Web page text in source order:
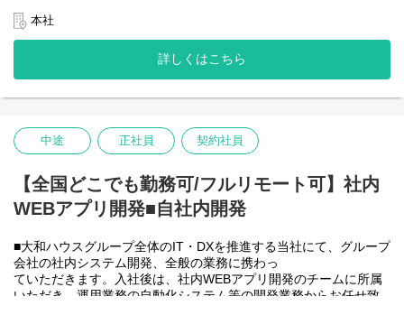
●クライアント要望対応
その他
＜クライアントは大和ハウスグループ全体＞
名の
全てに関わるシステムを担っています。
度が高いため、投資を惜しむことはありません。
社後の勤務地は問いません。また、働く時間に制限もなく、月160
時間の勤務で、午前５時～２２時までの間であれば、自由な時間
に働いていただけます。業務を途中で中断したり、働く時間を調
整できるので、家事、育児、介護などとの両立も可能です。社員
ると思っておりますのでフルフレックスです。
＜クライアントは大和ハウスグループ全体＞
名の
全てに関わるシステムを担っています。
出資は大和ハウス本体になりますが、売上好調かつDX推進の優先
潤沢なリソースのもと、最上流から変革を進めていくことが可能
です。
＜詳細な業務例／基本的な技術仕様＞
本社
詳しくはこちら
中途 正社員 契約社員
【全国どこでも勤務可/フルリモート可】社内
WEBアプリ開発■自社内開発
■大和ハウスグループ全体のIT・DXを推進する当社にて、グループ
会社の社内システム開発、全般の業務に携わっ
ていただきます。入社後は、社内WEBアプリ開発のチームに所属
いただき、運用業務の自動化システム等の開発業務からお任せ致